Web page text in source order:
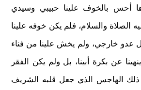
أحس بالخوف علينا حبيبي وسيدي
الصلاة والسلام، فلم يكن خوفه علينا
عدو خارجي، ولم يخش علينا من فناء
عن بكرة أبينا، بل ولم يكن الفقر
ذلك الهاجس الذي جعل قلبه الشريف